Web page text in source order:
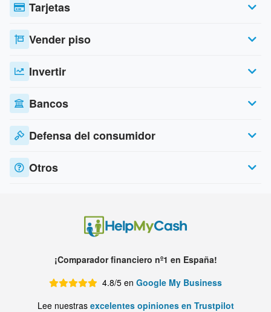
Tarjetas
Vender piso
Invertir
Bancos
Defensa del consumidor
Otros
¡Comparador financiero nº1 en España!
4.8/5 en Google My Business
Lee nuestras excelentes opiniones en Trustpilot